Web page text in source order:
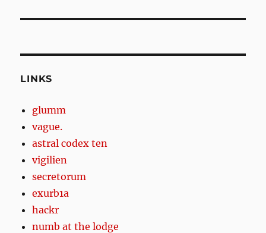
LINKS
glumm
vague.
astral codex ten
vigilien
secretorum
exurb1a
hackr
numb at the lodge